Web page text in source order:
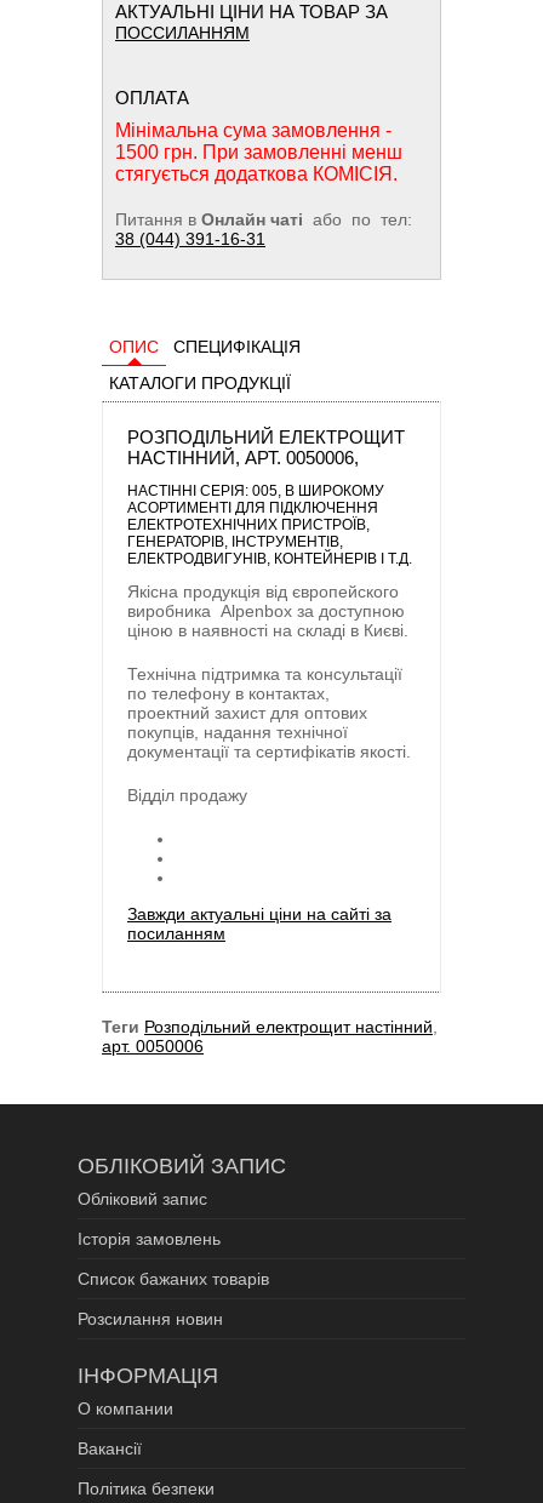
АКТУАЛЬНІ ЦІНИ НА ТОВАР ЗА
ПОССИЛАННЯМ
ОПЛАТА
Мінімальна сума замовлення -
1500 грн. При замовленні менш
стягується додаткова КОМІСІЯ.
Питання в Онлайн чаті або по тел:
38 (044) 391-16-31
ОПИС
СПЕЦИФІКАЦІЯ
КАТАЛОГИ ПРОДУКЦІЇ
РОЗПОДІЛЬНИЙ ЕЛЕКТРОЩИТ
НАСТІННИЙ, АРТ. 0050006,
НАСТІННІ СЕРІЯ: 005, В ШИРОКОМУ
АСОРТИМЕНТІ ДЛЯ ПІДКЛЮЧЕННЯ
ЕЛЕКТРОТЕХНІЧНИХ ПРИСТРОЇВ,
ГЕНЕРАТОРІВ, ІНСТРУМЕНТІВ,
ЕЛЕКТРОДВИГУНІВ, КОНТЕЙНЕРІВ І Т.Д.
Якісна продукція від європейского
виробника Alpenbox за доступною
ціною в наявності на складі в Києві.
Технічна підтримка та консультації
по телефону в контактах,
проектний захист для оптових
покупців, надання технічної
документації та сертифікатів якості.
Відділ продажу
Завжди актуальні ціни на сайті за
посиланням
Теги Розподільний електрощит настінний
арт. 0050006
ОБЛІКОВИЙ ЗАПИС
Обліковий запис
Історія замовлень
Список бажаних товарів
Розсилання новин
ІНФОРМАЦІЯ
О компании
Вакансії
Політика безпеки